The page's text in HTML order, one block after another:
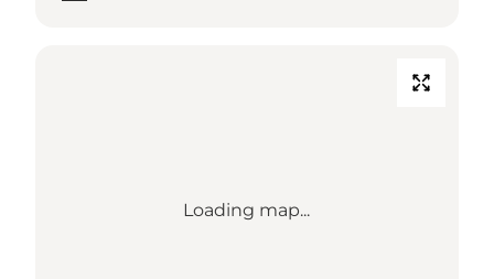
Loading map...